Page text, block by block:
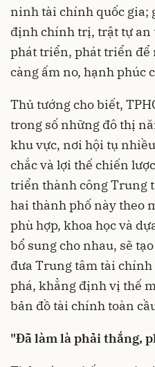
ninh tài chính quốc gia;
định chính trị, trật tự an
phát triển, phát triển để
càng ấm no, hạnh phúc
Thủ tướng cho biết,
trong số những đô thị
khu vực, nơi hội tụ
chắc và lợi thế chiến
triển thành công Trung
hai thành phố này theo
phù hợp, khoa học và
bổ sung cho nhau, sẽ
đưa Trung tâm tài
phá, khẳng định vị thế
bản đồ tài chính toàn
"Đã làm là phải thắng,